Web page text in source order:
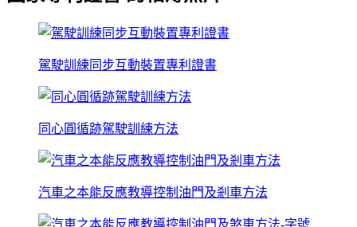
駕駛訓練同步互動裝置專利證書
同心圓循跡駕駛訓練方法
汽車之本能反應教導控制油門及剎車方法